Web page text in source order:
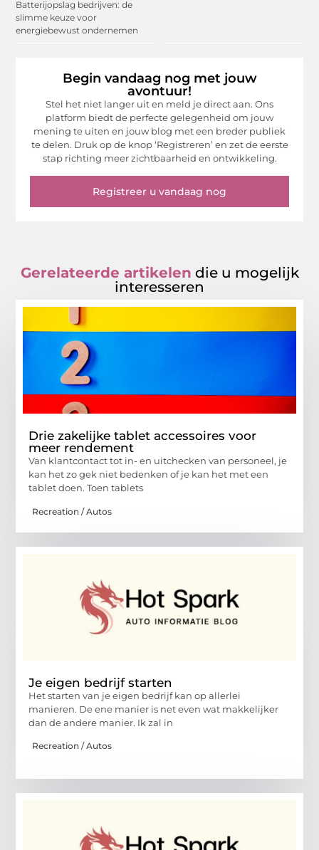
Batterijopslag bedrijven: de
slimme keuze voor
energiebewust ondernemen
Begin vandaag nog met jouw
avontuur!
Stel het niet langer uit en meld je direct aan. Ons
platform biedt de perfecte gelegenheid om jouw
mening te uiten en jouw blog met een breder publiek
te delen. Druk op de knop ‘Registreren’ en zet de eerste
stap richting meer zichtbaarheid en ontwikkeling.
Registreer u vandaag nog
Gerelateerde artikelen die u mogelijk
interesseren
Drie zakelijke tablet accessoires voor
meer rendement
Van klantcontact tot in- en uitchecken van personeel, je
kan het zo gek niet bedenken of je kan het met een
tablet doen. Toen tablets
Recreation / Autos
Je eigen bedrijf starten
Het starten van je eigen bedrijf kan op allerlei
manieren. De ene manier is net even wat makkelijker
dan de andere manier. Ik zal in
Recreation / Autos